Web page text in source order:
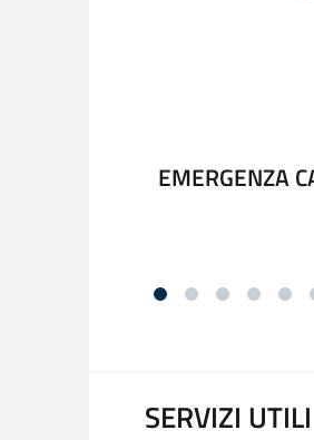
EMERGENZA
SERVIZI UTILI